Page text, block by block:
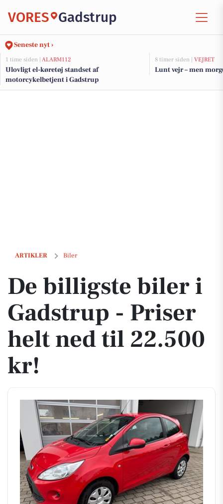
VORES Gadstrup
Seneste nyt ›
1 time siden | ALARM112
Ulovligt el-køretøj standset af
motorcykelbetjent i Gadstrup
8 timer siden | VEJRET
Lunt vejr – men
ARTIKLER Biler
De billigste biler i Gadstrup - Priser helt ned til 22.500 kr!
De billigste biler i
Gadstrup - Priser
helt ned til 22.500
kr!